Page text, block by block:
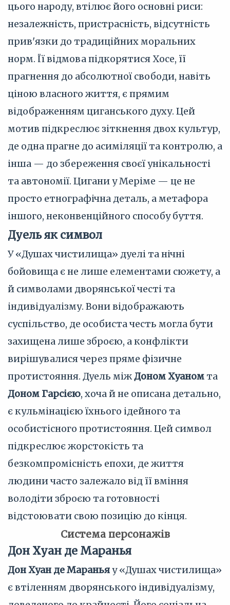
цього народу, втілює його основні риси:
незалежність, пристрасність, відсутність
прив'язки до традиційних моральних
норм. Її відмова підкорятися Хосе, її
прагнення до абсолютної свободи, навіть
ціною власного життя, є прямим
відображенням циганського духу. Цей
мотив підкреслює зіткнення двох культур,
де одна прагне до асиміляції та контролю, а
інша — до збереження своєї унікальності
та автономії. Цигани у Меріме — це не
просто етнографічна деталь, а метафора
іншого, неконвенційного способу буття.
Дуель як символ
У «Душах чистилища» дуелі та нічні
бойовища є не лише елементами сюжету, а
й символами дворянської честі та
індивідуалізму. Вони відображають
суспільство, де особиста честь могла бути
захищена лише зброєю, а конфлікти
вирішувалися через пряме фізичне
протистояння. Дуель міжДоном Хуаном та
Доном Гарсією, хоча й не описана детально,
є кульмінацією їхнього ідейного та
особистісного протистояння. Цей символ
підкреслює жорстокість та
безкомпромісність епохи, де життя
людини часто залежало від її вміння
володіти зброєю та готовності
відстоювати свою позицію до кінця.
Система персонажів
Дон Хуан де Маранья
Дон Хуан де Мараньяу «Душах чистилища»
є втіленням дворянського індивідуалізму,